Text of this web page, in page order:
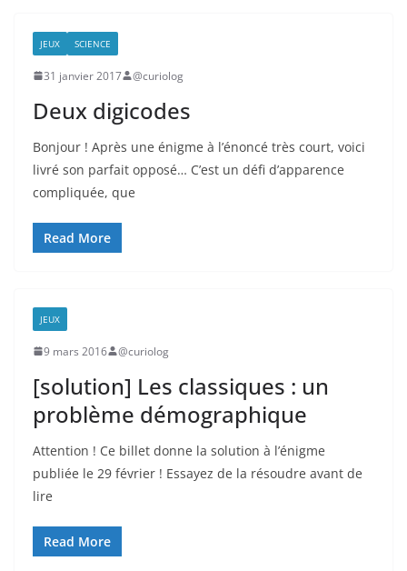
JEUX SCIENCE
31 janvier 2017 @curiolog
Deux digicodes
Bonjour ! Après une énigme à l’énoncé très court, voici
livré son parfait opposé… C’est un défi d’apparence
compliquée, que
Read More
JEUX
9 mars 2016 @curiolog
[solution] Les classiques : un
problème démographique
Attention ! Ce billet donne la solution à l’énigme
publiée le 29 février ! Essayez de la résoudre avant de
lire
Read More